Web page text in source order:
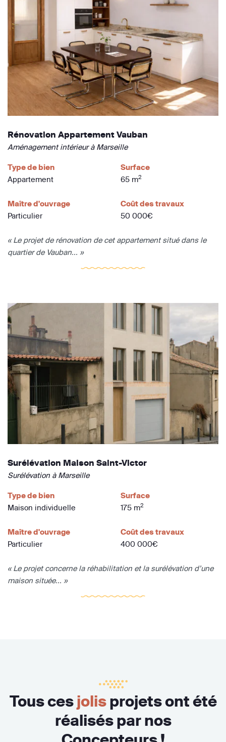
Rénovation Appartement Vauban
Aménagement intérieur à Marseille
Type de bien
Appartement
Surface
65 m2
Maître d'ouvrage
Particulier
Coût des travaux
50 000€
« Le projet de rénovation de cet appartement situé dans le
quartier de Vauban... »
Surélévation Maison Saint-Victor
Surélévation à Marseille
Type de bien
Maison individuelle
Surface
175 m2
Maître d'ouvrage
Particulier
Coût des travaux
400 000€
« Le projet concerne la réhabilitation et la surélévation d’une
maison située... »
Tous cesjolisprojets ont été
réalisés par nos